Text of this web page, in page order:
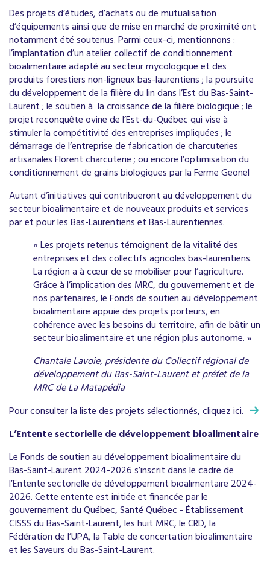
Des projets d’études, d’achats ou de mutualisation
d’équipements ainsi que de mise en marché de proximité ont
notamment été soutenus. Parmi ceux-ci, mentionnons :
l’implantation d’un atelier collectif de conditionnement
bioalimentaire adapté au secteur mycologique et des
produits forestiers non-ligneux bas-laurentiens ; la poursuite
du développement de la filière du lin dans l’Est du Bas-Saint-
Laurent ; le soutien à la croissance de la filière biologique ; le
projet reconquête ovine de l’Est-du-Québec qui vise à
stimuler la compétitivité des entreprises impliquées ; le
démarrage de l’entreprise de fabrication de charcuteries
artisanales Florent charcuterie ; ou encore l’optimisation du
conditionnement de grains biologiques par la Ferme Geonel
Autant d’initiatives qui contribueront au développement du
secteur bioalimentaire et de nouveaux produits et services
par et pour les Bas-Laurentiens et Bas-Laurentiennes.
« Les projets retenus témoignent de la vitalité des
entreprises et des collectifs agricoles bas-laurentiens.
La région a à cœur de se mobiliser pour l’agriculture.
Grâce à l’implication des MRC, du gouvernement et de
nos partenaires, le Fonds de soutien au développement
bioalimentaire appuie des projets porteurs, en
cohérence avec les besoins du territoire, afin de bâtir un
secteur bioalimentaire et une région plus autonome. »
Chantale Lavoie, présidente du Collectif régional de
développement du Bas-Saint-Laurent et préfet de la
MRC de La Matapédia
Pour consulter la liste des projets sélectionnés,cliquez ici.
L’Entente sectorielle de développement bioalimentaire
Le Fonds de soutien au développement bioalimentaire du
Bas-Saint-Laurent 2024-2026 s’inscrit dans le cadre de
l’Entente sectorielle de développement bioalimentaire 2024-
2026. Cette entente est initiée et financée par le
gouvernement du Québec, Santé Québec - Établissement
CISSS du Bas-Saint-Laurent, les huit MRC, le CRD, la
Fédération de l’UPA, la Table de concertation bioalimentaire
et les Saveurs du Bas-Saint-Laurent.